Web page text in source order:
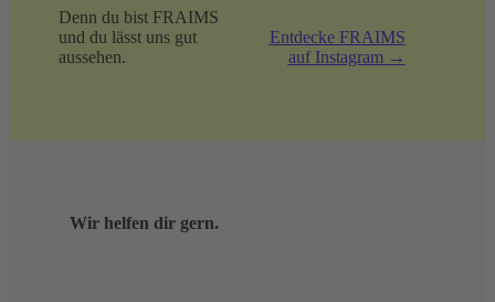
Denn du bist FRAIMS
und du lässt uns gut
aussehen.
Entdecke FRAIMS
auf Instagram →
Wir helfen dir gern.